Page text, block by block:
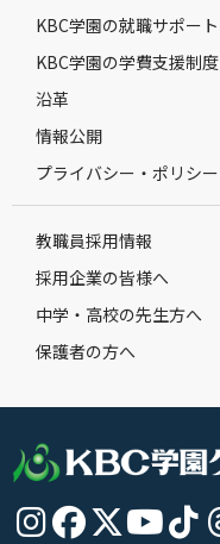
KBC学園の就職サポート
KBC学園の学費支援制度
沿革
情報公開
プライバシー・ポリシー
教職員採用情報
採用企業の皆様へ
中学・高校の先生方へ
保護者の方へ